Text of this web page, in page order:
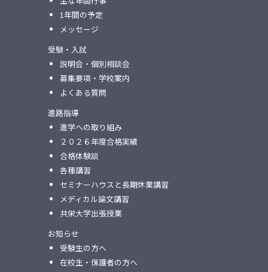
1年間の予定
メッセージ
受験・入試
説明会・個別相談会
募集要項・学校案内
よくある質問
進路指導
進学への取り組み
２０２６年度合格実績
合格体験談
各種講習
セミナーハウスと⻑期休業講習
メディカル論⽂講習
共栄⼤学出張授業
お知らせ
受験生の方へ
在校生・保護者の方へ